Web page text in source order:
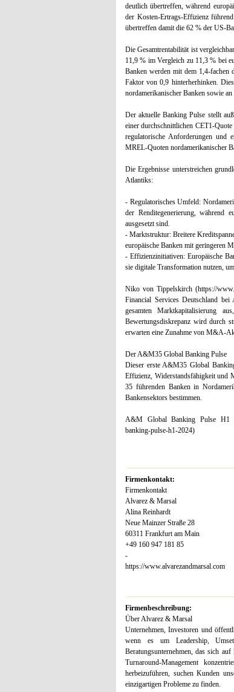
deutlich übertreffen, während
der Kosten-Ertrags-Effizienz
übertreffen damit die 62 % der US-
Die Gesamtrentabilität ist
11,9 % im Vergleich zu 11,3 % bei
Banken werden mit dem 1,4-fachen
Faktor von 0,9 hinterherhinken.
nordamerikanischer Banken sowie
Der aktuelle Banking Pulse stellt
einer durchschnittlichen CET1-
regulatorische Anforderungen und
MREL-Quoten nordamerikanischer
Die Ergebnisse unterstreichen
Atlantiks:
- Regulatorisches Umfeld:
der Renditegenerierung, während
ausgesetzt sind.
- Marktstruktur: Breitere
europäische Banken mit geringeren
- Effizienzinitiativen: Europäische
sie digitale Transformation nutzen,
Niko von Tippelskirch (https://
Financial Services Deutschland
gesamten Marktkapitalisierung
Bewertungsdiskrepanz wird durch
erwarten eine Zunahme von M&A-
Der A&M35 Global Banking Pulse
Dieser erste A&M35 Global
Effizienz, Widerstandsfähigkeit und
35 führenden Banken in
Bankensektors bestimmen.
A&M Global Banking Pulse H1
banking-pulse-h1-2024)
Firmenkontakt:
Firmenkontakt
Alvarez & Marsal
Alina Reinhardt
Neue Mainzer Straße 28
60311 Frankfurt am Main
+49 160 947 181 85
-
https://www.alvarezandmarsal.com
Firmenbeschreibung:
Über Alvarez & Marsal
Unternehmen, Investoren und
wenn es um Leadership,
Beratungsunternehmen, das sich
Turnaround-Management
herbeizuführen, suchen Kunden
einzigartigen Probleme zu finden.